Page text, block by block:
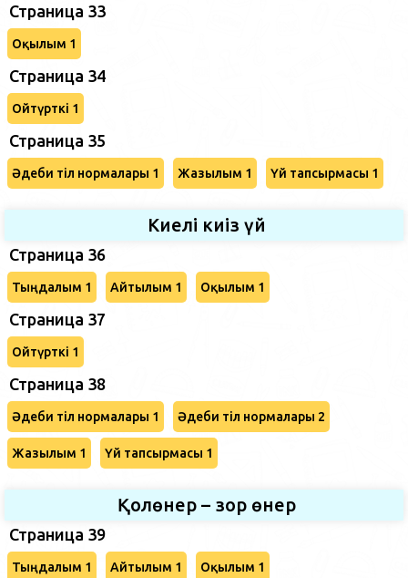
Страница 33
Оқылым 1
Страница 34
Ойтүрткі 1
Страница 35
Әдеби тіл нормалары 1 Жазылым 1 Үй тапсырмасы 1
Киелі киіз үй
Страница 36
Тыңдалым 1 Айтылым 1 Оқылым 1
Страница 37
Ойтүрткі 1
Страница 38
Әдеби тіл нормалары 1 Әдеби тіл нормалары 2
Жазылым 1 Үй тапсырмасы 1
Қолөнер – зор өнер
Страница 39
Тыңдалым 1 Айтылым 1 Оқылым 1